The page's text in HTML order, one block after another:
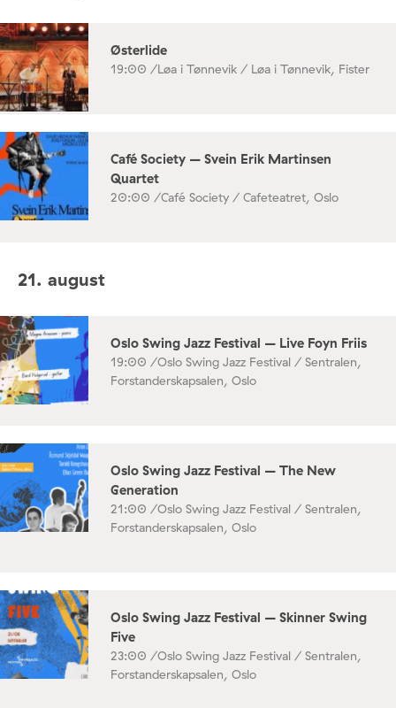
Østerlide
19:00 /Løa i Tønnevik / Løa i Tønnevik, Fister
Café Society – Svein Erik Martinsen
Quartet
20:00 /Café Society / Cafeteatret, Oslo
21. august
Oslo Swing Jazz Festival – Live Foyn Friis
19:00 /Oslo Swing Jazz Festival / Sentralen,
Forstanderskapsalen, Oslo
Oslo Swing Jazz Festival – The New
Generation
21:00 /Oslo Swing Jazz Festival / Sentralen,
Forstanderskapsalen, Oslo
Oslo Swing Jazz Festival – Skinner Swing
Five
23:00 /Oslo Swing Jazz Festival / Sentralen,
Forstanderskapsalen, Oslo